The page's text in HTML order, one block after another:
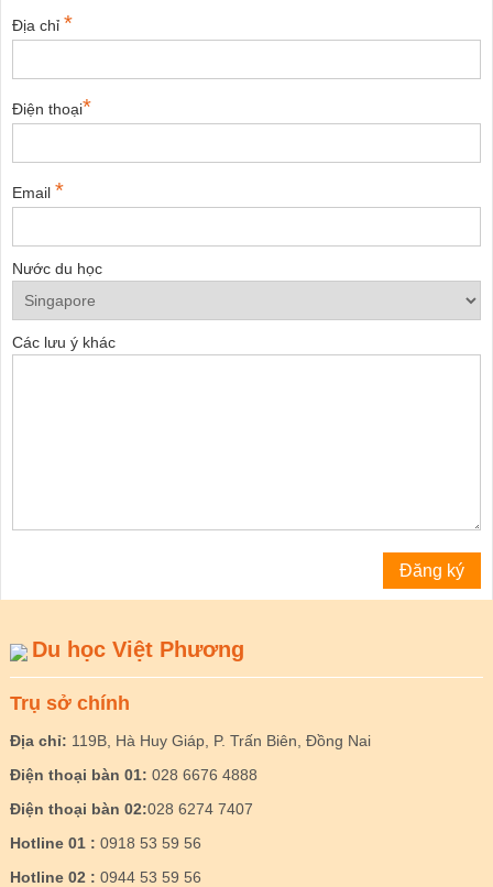
Địa chỉ *
Điện thoại*
Email *
Nước du học
Các lưu ý khác
Du học Việt Phương
Trụ sở chính
Địa chỉ: 119B, Hà Huy Giáp, P. Trấn Biên, Đồng Nai
Điện thoại bàn 01: 028 6676 4888
Điện thoại bàn 02:028 6274 7407
Hotline 01 : 0918 53 59 56
Hotline 02 : 0944 53 59 56